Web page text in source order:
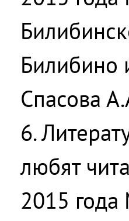
Билибино
Спасова
6.
любят
2015